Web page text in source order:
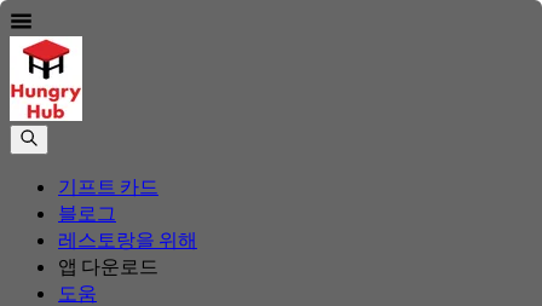
기프트 카드
블로그
레스토랑을 위해
앱 다운로드
도움